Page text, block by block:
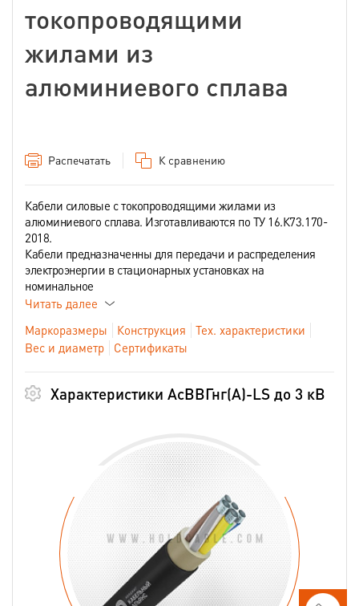
токопроводящими
жилами из
алюминиевого сплава
Распечатать К сравнению
Кабели силовые c токопроводящими жилами из
алюминиевого сплава. Изготавливаются по ТУ 16.К73.170-
2018.
Кабели предназначенны для передачи и распределения
электроэнергии в стационарных установках на
номинальное
Читать далее
Маркоразмеры
Конструкция
Тех. характеристики
Вес и диаметр
Сертификаты
Характеристики АсВВГнг(А)-LS до 3 кВ